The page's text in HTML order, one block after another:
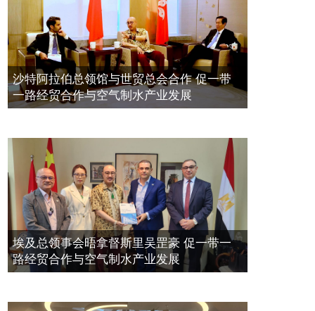
2023年11月23日
拿督斯里吴罡豪晤土耳其总领事 促一
带一路经贸合作与空气制水产业发展
2023年11月23日
標量波光量子導入系統聯合國總部拿
督斯裏吳達鎔教授首發
2021年12月10日
空氣制水發明人吳達鎔出席聯合國環
境科政商管治聯盟會議
沙特阿拉伯总领馆与世贸总会合作 促一带
一路经贸合作与空气制水产业发展
埃及总领事会晤拿督斯里吴罡豪 促一带一
路经贸合作与空气制水产业发展